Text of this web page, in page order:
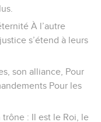
À l’autre
s’étend à leurs
son alliance, Pour
Pour les
trône : Il est le Roi, le